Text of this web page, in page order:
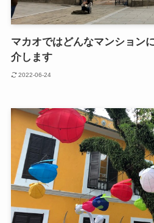
マカオではどんなマンション
介します
2022-06-24